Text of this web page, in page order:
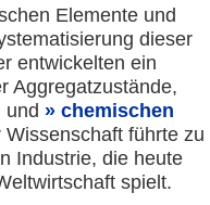
Elemente und
dieser
entwickelten ein
Aggregatzustände,
und
chemischen
führte zu
Industrie, die heute
spielt.